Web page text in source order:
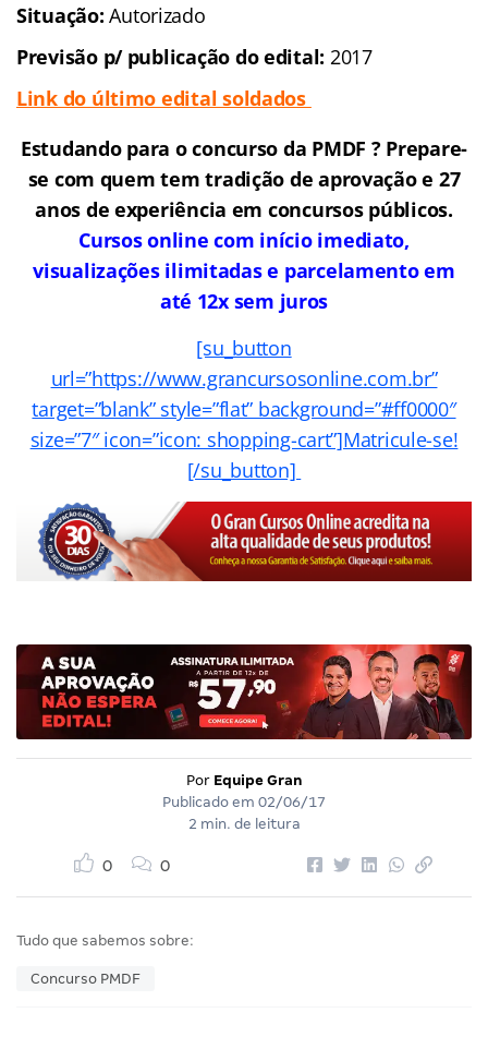
Situação:Autorizado
Previsão p/ publicação do edital: 2017
Link do último edital soldados
Estudando para o concurso da PMDF ? Prepare-
se com quem tem tradição de aprovação e 27
anos de experiência em concursos públicos.
Cursos online com início imediato,
visualizações ilimitadas e parcelamento em
até 12x sem juros
[su_button
url=”https://www.grancursosonline.com.br”
target=”blank” style=”flat” background=”#ff0000″
size=”7″ icon=”icon: shopping-cart”]Matricule-se!
[/su_button]
Por Equipe Gran
Publicado em 02/06/17
2 min. de leitura
0 0
Tudo que sabemos sobre:
Concurso PMDF